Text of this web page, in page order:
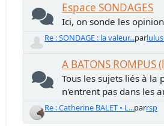
Espace SONDAGES
Ici, on sonde les
Re : SONDAGE : la valeur...par
A BATONS ROMPUS
Tous les sujets liés à la
n'entrent pas dans les
Re : Catherine BALET • L...parrsp